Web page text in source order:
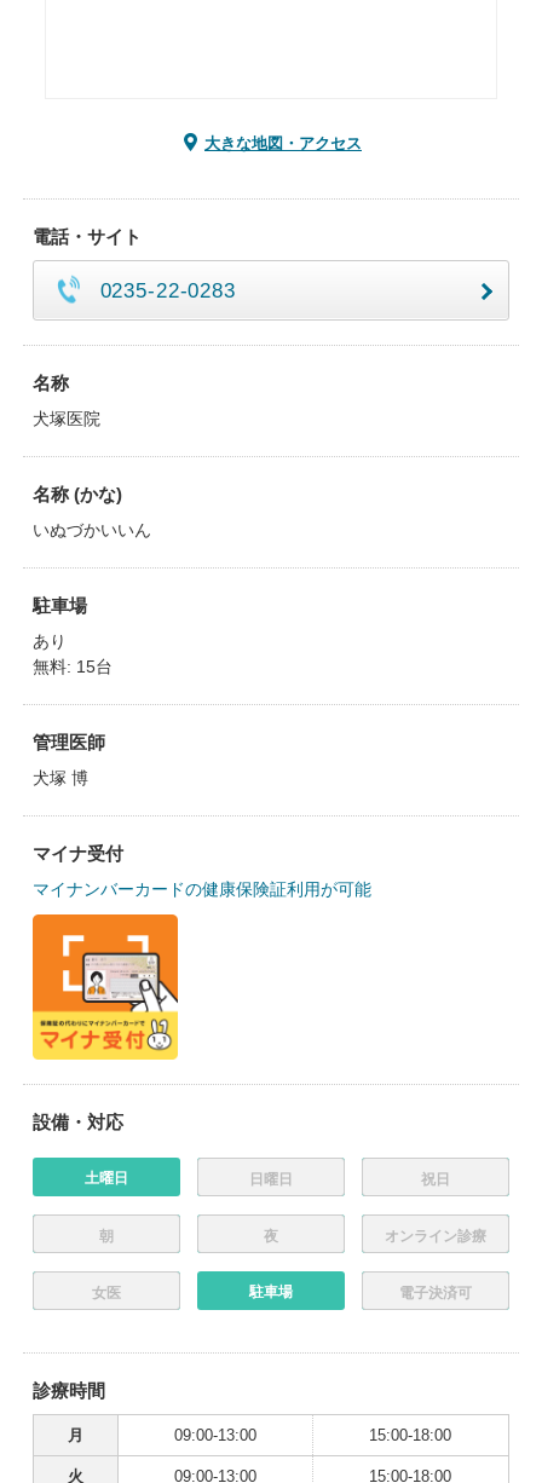
大きな地図・アクセス
電話・サイト
0235-22-0283
名称
犬塚医院
名称 (かな)
いぬづかいいん
駐車場
あり
無料: 15台
管理医師
犬塚 博
マイナ受付
マイナンバーカードの健康保険証利用が可能
設備・対応
土曜日 日曜日 祝日
朝 夜 オンライン診療
女医 駐車場 電子決済可
診療時間
月 09:00-13:00 15:00-18:00
火 09:00-13:00 15:00-18:00